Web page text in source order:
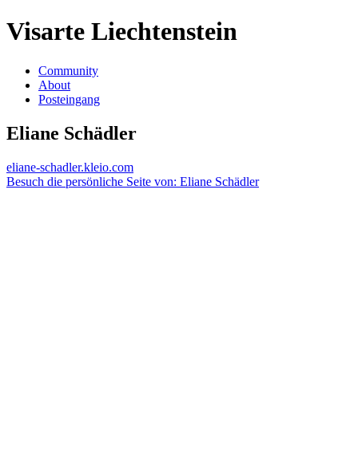
Visarte Liechtenstein
Community
About
Posteingang
Eliane Schädler
eliane-schadler.kleio.com
Besuch die persönliche Seite von: Eliane Schädler